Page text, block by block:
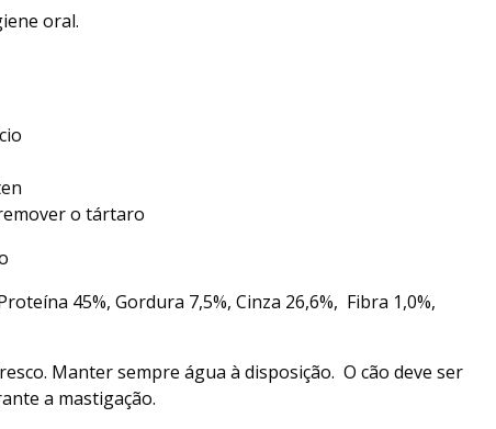
oral.
o tártaro
45%, Gordura 7,5%, Cinza 26,6%, Fibra 1,0%,
Manter sempre água à disposição. O cão deve ser
a mastigação.